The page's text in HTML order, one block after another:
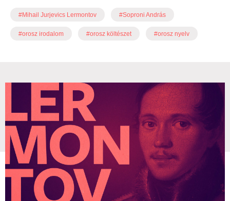
#Mihail Jurjevics Lermontov #Soproni András
#orosz irodalom #orosz költészet #orosz nyelv